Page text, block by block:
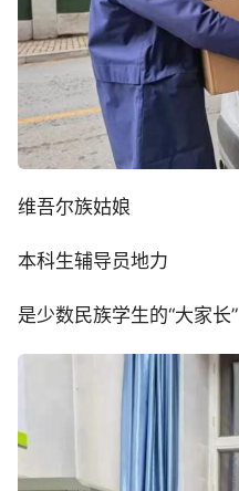
维吾尔族姑娘
本科生辅导员地力
是少数民族学生的“大家长”